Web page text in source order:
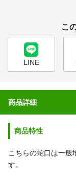
こ
LINE
商品詳細
商品特性
こちらの蛇口は一般
す。